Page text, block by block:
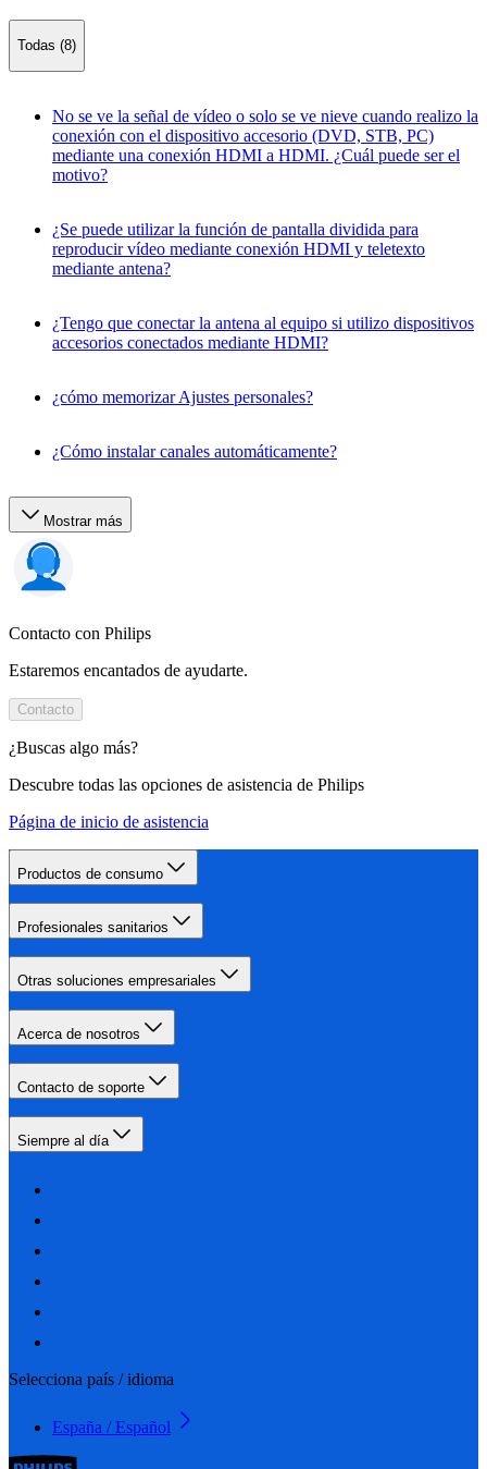
Todas (8)
No se ve la señal de vídeo o solo se ve nieve cuando realizo la
conexión con el dispositivo accesorio (DVD, STB, PC)
mediante una conexión HDMI a HDMI. ¿Cuál puede ser el
motivo?
¿Se puede utilizar la función de pantalla dividida para
reproducir vídeo mediante conexión HDMI y teletexto
mediante antena?
¿Tengo que conectar la antena al equipo si utilizo dispositivos
accesorios conectados mediante HDMI?
¿cómo memorizar Ajustes personales?
¿Cómo instalar canales automáticamente?
Mostrar más
Contacto con Philips
Estaremos encantados de ayudarte.
Contacto
¿Buscas algo más?
Descubre todas las opciones de asistencia de Philips
Página de inicio de asistencia
Productos de consumo
Profesionales sanitarios
Otras soluciones empresariales
Acerca de nosotros
Contacto de soporte
Siempre al día
Selecciona país / idioma
España / Español